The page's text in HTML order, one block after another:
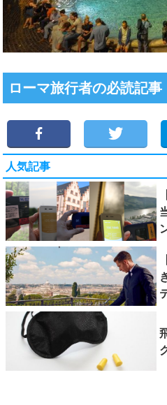
ローマ旅行者の必読記事
人気記事